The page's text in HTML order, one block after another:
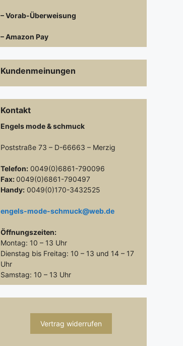
– Vorab-Überweisung
– Amazon Pay
Kundenmeinungen
Kontakt
Engels mode & schmuck
Poststraße 73 – D-66663 – Merzig
Telefon: 0049(0)6861-790096
Fax: 0049(0)6861-790497
Handy: 0049(0)170-3432525
engels-mode-schmuck@web.de
Öffnungszeiten:
Montag: 10 – 13 Uhr
Dienstag bis Freitag: 10 – 13 und 14 – 17
Uhr
Samstag: 10 – 13 Uhr
Vertrag widerrufen